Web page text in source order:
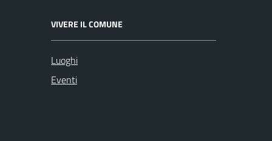
VIVERE IL COMUNE
Luoghi
Eventi